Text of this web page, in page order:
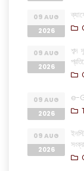
09 AUG
2026
09 AUG
2026
শব্দ
09 AUG
2026
e-
09 AUG
2026